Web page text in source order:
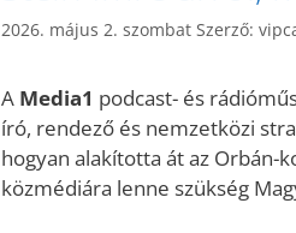
2026. május 2. szombat Szerző:
A Media1 podcast- és
író, rendező és nemzetközi
hogyan alakította át az Orbán-
közmédiára lenne szükség